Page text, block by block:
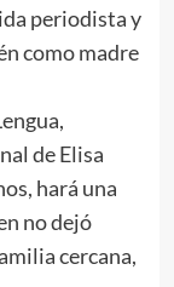
periodista y
como madre
de Elisa
hará una
no dejó
cercana,